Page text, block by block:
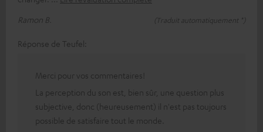
Ramon B.
(Traduit automatiquement *)
Réponse de Teufel:
Merci pour vos commentaires!
La perception du son est, bien sûr, une question plus
subjective, donc (heureusement) il n'est pas toujours
possible de satisfaire tout le monde.